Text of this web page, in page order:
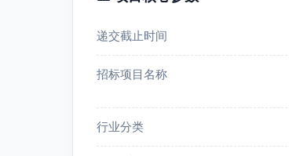
递交截止时间
招标项目名称
行业分类